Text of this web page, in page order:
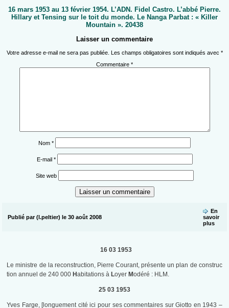
16 mars 1953 au 13 février 1954. L’ADN. Fidel Castro. L’abbé Pierre.
Hillary et Tensing sur le toit du monde. Le Nanga Parbat : « Killer
Mountain ». 20438
Laisser un commentaire
Votre adresse e-mail ne sera pas publiée. Les champs obligatoires sont indiqués avec *
Commentaire *
Nom *
E-mail *
Site web
Publié par (l.peltier) le 30 août 2008
En
savoir
plus
16 03 1953
Le ministre de la reconstruction, Pierre Courant, présente un plan de construc
tion annuel de 240 000 Habitations à Loyer Modéré : HLM.
25 03 1953
Yves Farge, [longuement cité ici pour ses commentaires sur Giotto en 1943 –